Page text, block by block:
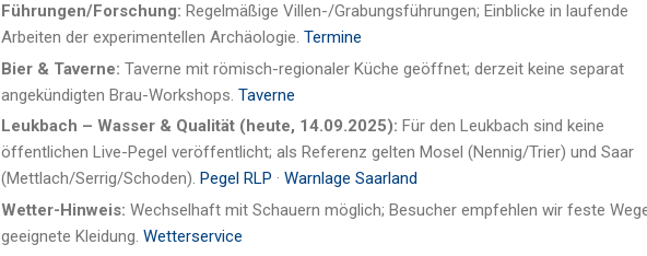
Führungen/Forschung: Regelmäßige Villen-/Grabungsführungen; Einblicke in laufende
Arbeiten der experimentellen Archäologie. Termine
Bier & Taverne: Taverne mit römisch-regionaler Küche geöffnet; derzeit keine separat
angekündigten Brau-Workshops. Taverne
Leukbach – Wasser & Qualität (heute, 14.09.2025): Für den Leukbach sind keine
öffentlichen Live-Pegel veröffentlicht; als Referenz gelten Mosel (Nennig/Trier) und Saar
(Mettlach/Serrig/Schoden). Pegel RLP · Warnlage Saarland
Wetter-Hinweis: Wechselhaft mit Schauern möglich; Besucher empfehlen wir feste
geeignete Kleidung. Wetterservice